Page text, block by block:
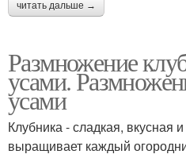
читать дальше →
Размножение
усами.
усами
Клубника - сладкая, вкусная
выращивает каждый